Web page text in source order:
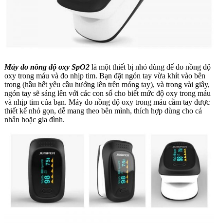
Máy đo nồng độ oxy SpO2 là một thiết bị nhỏ dùng để đo nồng độ
oxy trong máu và đo nhịp tim. Bạn đặt ngón tay vừa khít vào bên
trong (hầu hết yêu cầu hướng lên trên móng tay), và trong vài giây,
ngón tay sẽ sáng lên với các con số cho biết mức độ oxy trong máu
và nhịp tim của bạn. Máy đo nồng độ oxy trong máu cầm tay được
thiết kế nhỏ gọn, dễ mang theo bên mình, thích hợp dùng cho cá
nhân hoặc gia đình.